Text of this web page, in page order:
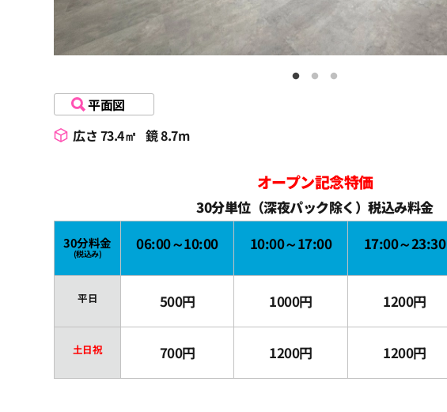
18:30
19:30
20:30
22:00
平面図
広さ 73.4㎡ 鏡 8.7m
オープン記念特価
30分単位（深夜パック除く）税込み料金
30分料金
(税込み)
06:00～10:00 10:00～17:00 17:00～23:30
平日 500円 1000円 1200円
土日祝 700円 1200円 1200円